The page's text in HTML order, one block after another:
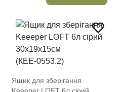
Ящик для зберігання